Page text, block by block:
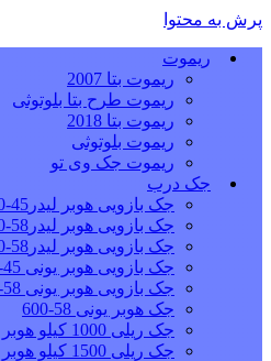
پرش به محتوا
ریموت
ریموت بتا 2007
ریموت طرح بتا بلوتوثی
ریموت بتا 2018
ریموت بلوتوثی
ریموت جک وی تو
جک درب
جک بازویی هوبر لیدر45-400
جک بازویی هوبر لیدر58-400
جک بازویی هوبر لیدر58-600
جک بازویی هوبر یونی 45-400
جک بازویی هوبر یونی 58-400
جک هوبر یونی 58-600
جک ریلی 1000 کیلو هوبر
جک ریلی 1500 کیلو هوبر